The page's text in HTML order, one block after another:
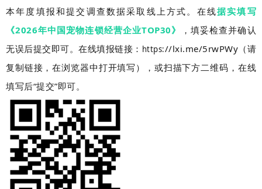
本年度填报和提交调查数据采取线上方式。在线据实填写
《2026年中国宠物连锁经营企业TOP30》
，填妥检查并确认
无误后提交即可。在线填报链接： https://lxi.me/5rwPWy（请
复制链接，在浏览器中打开填写），或扫描下方二维码，在线
填写后“提交”即可。